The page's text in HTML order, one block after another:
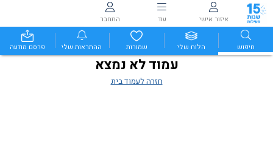
איזור אישי עוד התחבר
חיפוש הלוח שלי שמורות ההתראות שלי פרסם מודעה
עמוד לא נמצא
חזרה לעמוד בית